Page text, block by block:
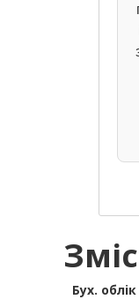
Бух. облiк